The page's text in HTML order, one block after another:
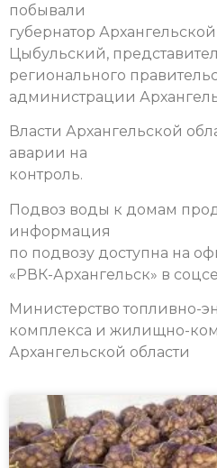
побывали
губернатор
Цыбульский,
регионального
администрации
Власти Архангельской
аварии на
контроль.
Подвоз воды к домам
информация
по подвозу доступна на
«РВК-Архангельск» в
Министерство топливно-
комплекса и жилищно-
Архангельской области